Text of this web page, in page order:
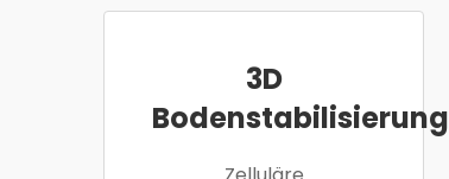
3D
Bodenstabilisierung